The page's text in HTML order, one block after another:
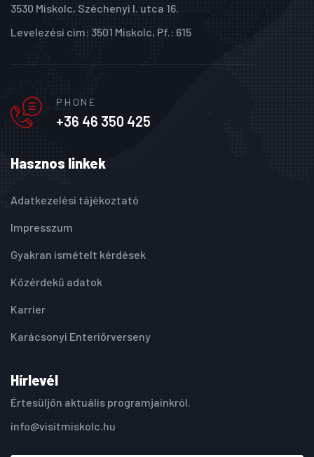
3530 Miskolc, Széchenyi I. utca 16.
Levelezési cím: 3501 Miskolc, Pf.: 615
PHONE
+36 46 350 425
Hasznos linkek
Adatkezelési tájékoztató
Impresszum
Gyakran ismételt kérdések
Közérdekű adatok
Karrier
Karácsonyi Enteriőrverseny
Hírlevél
Értesüljön aktuális programjainkról.
info@visitmiskolc.hu